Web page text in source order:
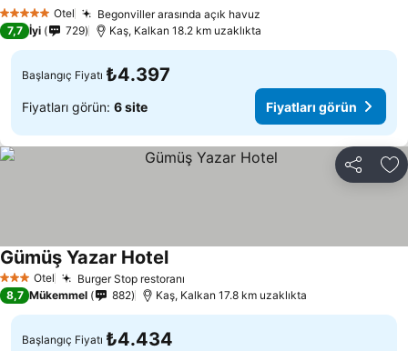
5 Yıldız Otel Begonviller arasında açık havuz
7,7 İyi 729 Kaş, Kalkan 18.2 km uzaklıkta
Başlangıç Fiyatı ₺4.397
Fiyatları görün: 6 site Fiyatları görün
Paylaş
3 YıldızOtel Burger Stop restoranı
Gümüş Yazar HotelFiyatları görün
8,7 Mükemmel 882 Kaş, Kalkan 17.8 km uzaklıkta
Başlangıç Fiyatı ₺4.434